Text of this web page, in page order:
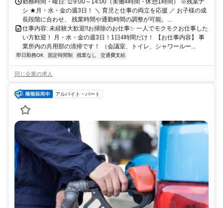
るお仕事色々！ 是非お気軽に相談してみてください！
勤務時間・曜日: ⏰9:00～14:00（実働4時間・休憩1時間） ※残業ナ
シ ★月・水・金の週3日！ ＼ 育児と仕事の両立を応援 ／ お子様の成
長段階に合わせ、 残業時間や通勤時間の調整が可能。...
仕事内容: 未経験大歓迎!!お掃除のお仕事✨ 一人でモクモクお仕事した
い方歓迎！ 月・水・金の週3日！1日4時間だけ！ 【お仕事内容】 事
業所内の共用部の清掃です！ （会議室、トイレ、シャワールー...
即日勤務OK 固定時間制 残業なし 交通費支給
同じ企業の求人
アルバイト・パート